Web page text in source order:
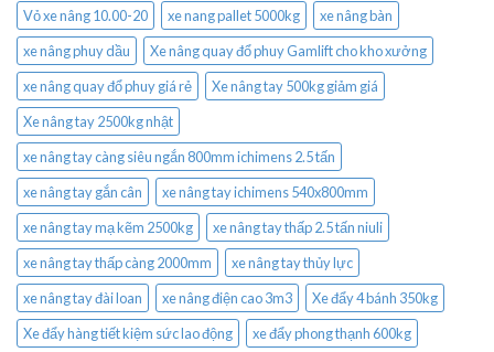
Vỏ xe nâng 10.00-20
xe nang pallet 5000kg
xe nâng bàn
xe nâng phuy dầu
Xe nâng quay đổ phuy Gamlift cho kho xưởng
xe nâng quay đổ phuy giá rẻ
Xe nâng tay 500kg giảm giá
Xe nâng tay 2500kg nhật
xe nâng tay càng siêu ngắn 800mm ichimens 2.5 tấn
xe nâng tay gắn cân
xe nâng tay ichimens 540x800mm
xe nâng tay mạ kẽm 2500kg
xe nâng tay thấp 2.5 tấn niuli
xe nâng tay thấp càng 2000mm
xe nâng tay thủy lực
xe nâng tay đài loan
xe nâng điện cao 3m3
Xe đẩy 4 bánh 350kg
Xe đẩy hàng tiết kiệm sức lao động
xe đẩy phong thạnh 600kg